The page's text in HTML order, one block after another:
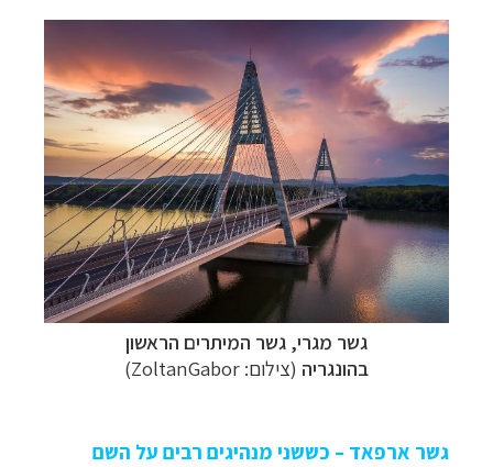
גשר מגרי, גשר המיתרים הראשון
בהונגריה (צילום: ZoltanGabor
)
גשר ארפאד – כששני מנהיגים רבים על השם